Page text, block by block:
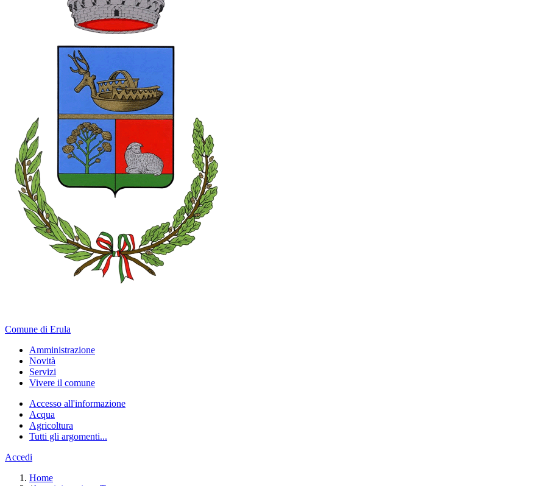
Comune di Erula
Amministrazione
Novità
Servizi
Vivere il comune
Accesso all'informazione
Acqua
Agricoltura
Tutti gli argomenti...
Accedi
Home